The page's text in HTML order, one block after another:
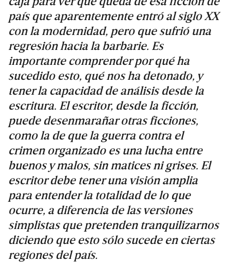
país que aparentemente entró al siglo XX
con la modernidad, pero que sufrió una
regresión hacia la barbarie. Es
importante comprender por qué ha
sucedido esto, qué nos ha detonado, y
tener la capacidad de análisis desde la
escritura. El escritor, desde la ficción,
puede desenmarañar otras ficciones,
como la de que la guerra contra el
crimen organizado es una lucha entre
buenos y malos, sin matices ni grises. El
escritor debe tener una visión amplia
para entender la totalidad de lo que
ocurre, a diferencia de las versiones
simplistas que pretenden tranquilizarnos
diciendo que esto sólo sucede en ciertas
regiones del país.